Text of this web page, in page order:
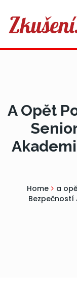
A Opět
Home
a
Bezpečností